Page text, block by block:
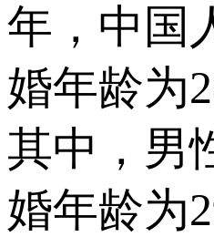
年，中国
婚年龄为
其中，男
婚年龄为